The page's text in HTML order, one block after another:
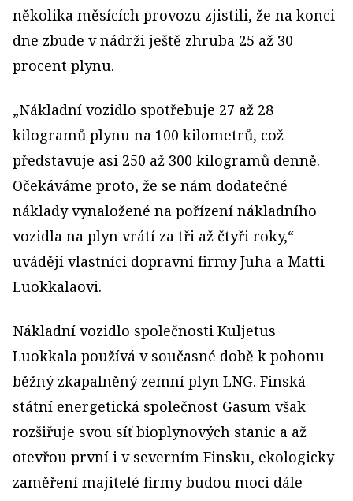
několika měsících provozu zjistili, že na konci
dne zbude v nádrži ještě zhruba 25 až 30
procent plynu.
„Nákladní vozidlo spotřebuje 27 až 28
kilogramů plynu na 100 kilometrů, což
představuje asi 250 až 300 kilogramů denně.
Očekáváme proto, že se nám dodatečné
náklady vynaložené na pořízení nákladního
vozidla na plyn vrátí za tři až čtyři roky,“
uvádějí vlastníci dopravní firmy Juha a Matti
Luokkalaovi.
Nákladní vozidlo společnosti Kuljetus
Luokkala používá v současné době k pohonu
běžný zkapalněný zemní plyn LNG. Finská
státní energetická společnost Gasum však
rozšiřuje svou síť bioplynových stanic a až
otevřou první i v severním Finsku, ekologicky
zaměření majitelé firmy budou moci dále